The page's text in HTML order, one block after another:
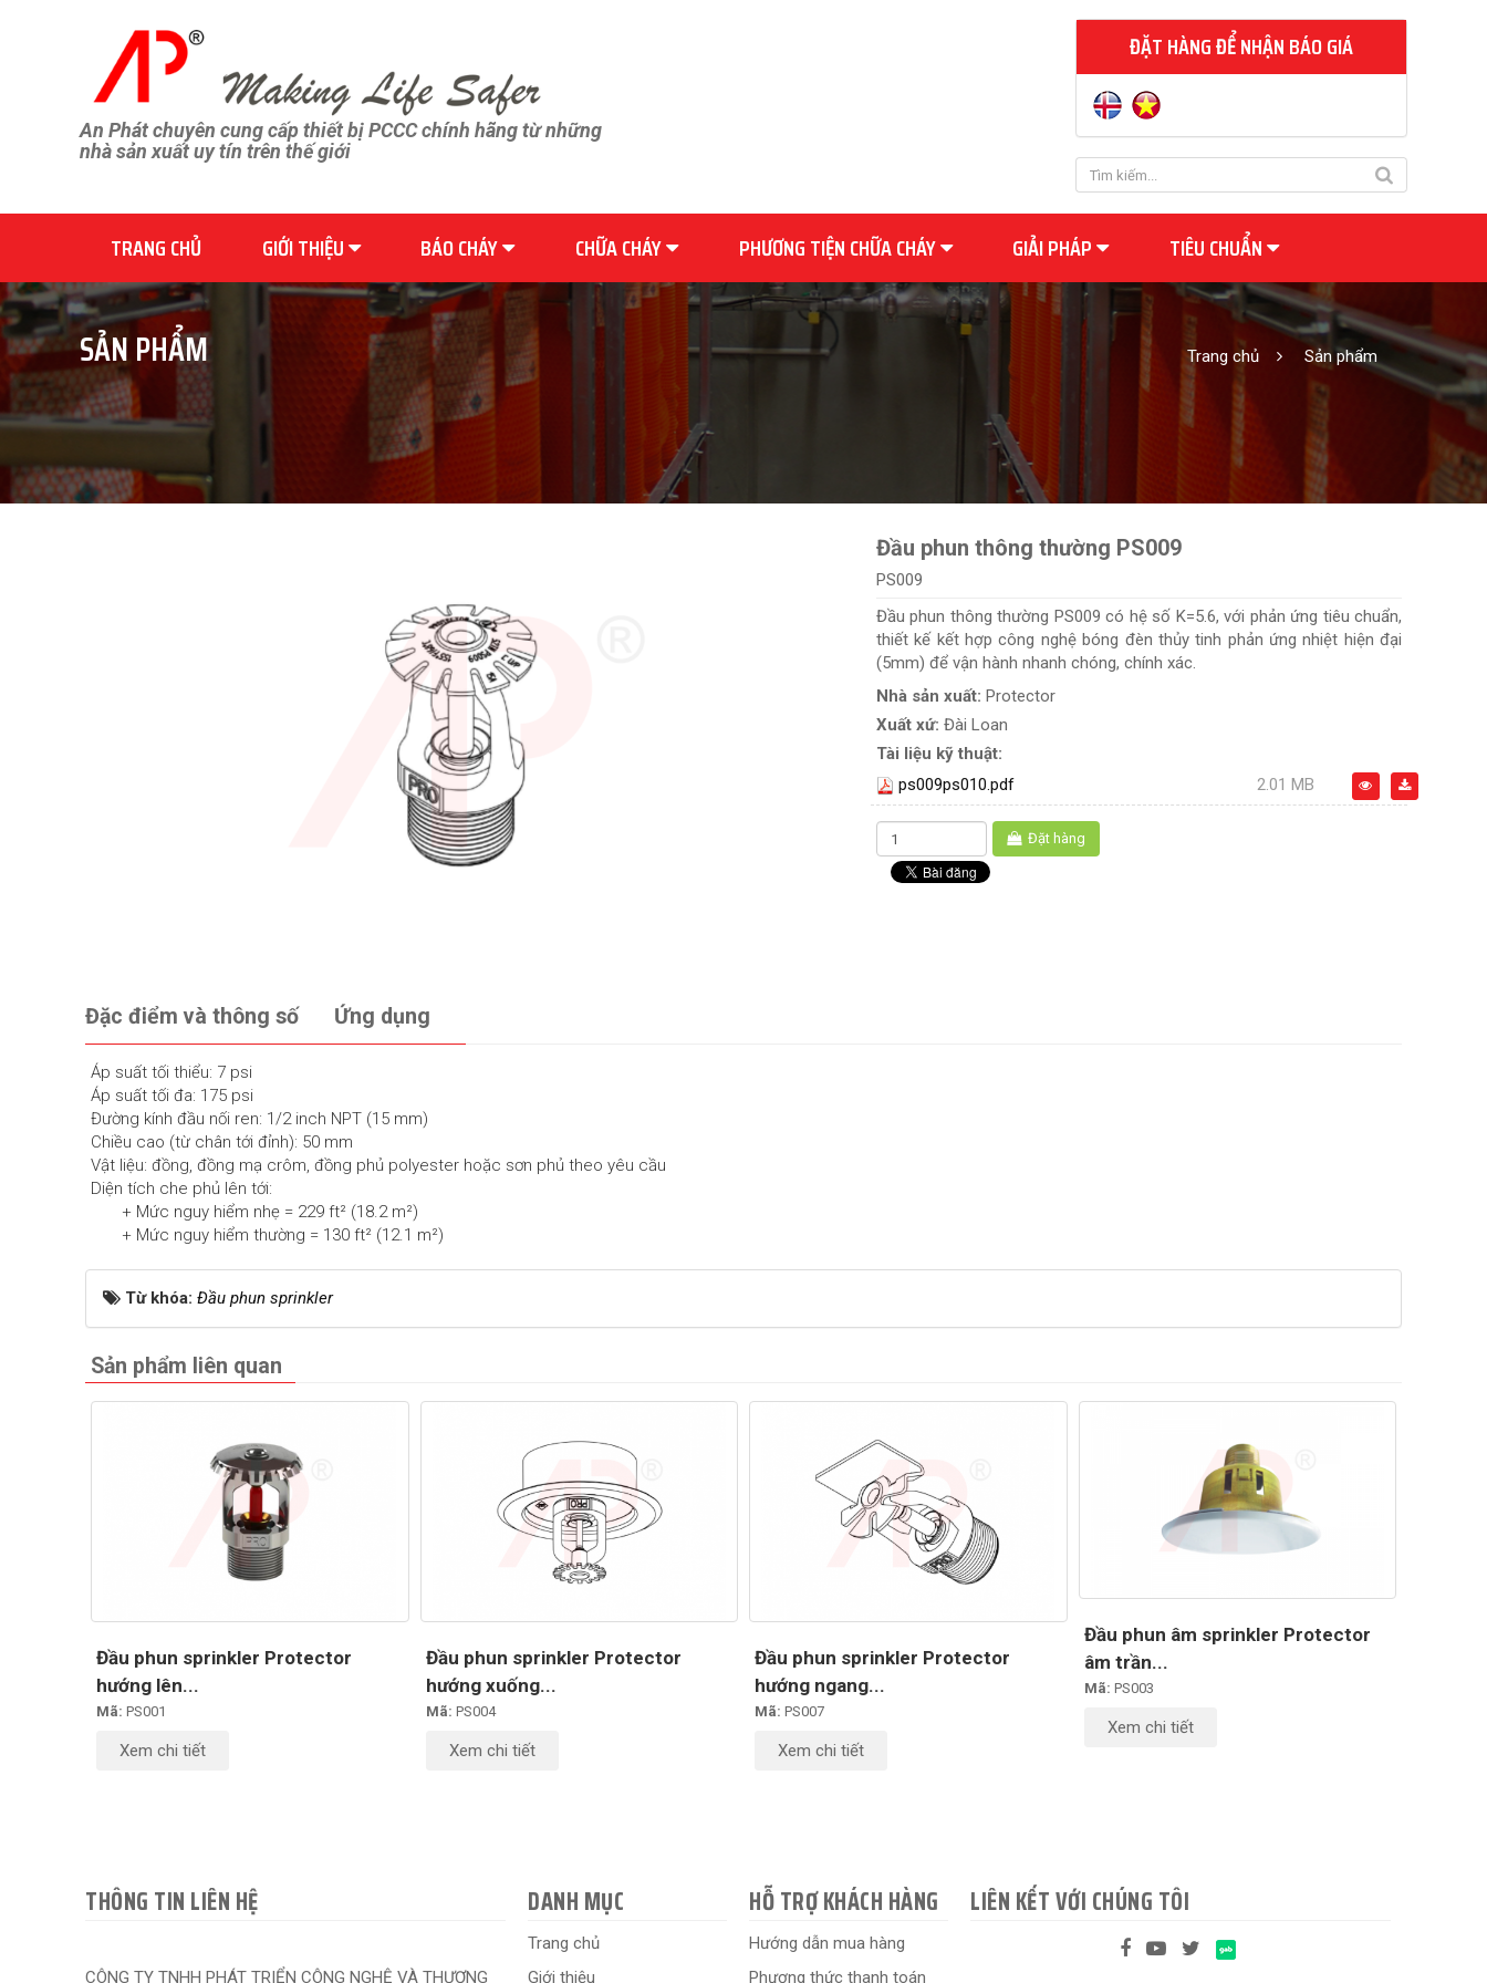
An Phát chuyên cung cấp thiết bị PCCC chính hãng từ những
nhà sản xuất uy tín trên thế giới
ĐẶT HÀNG ĐỂ NHẬN BÁO GIÁ
TRANG CHỦ GIỚI THIỆU BÁO CHÁY CHỮA CHÁY PHƯƠNG TIỆN CHỮA CHÁY GIẢI PHÁP TIÊU CHUẨN
SẢN PHẨM Trang chủ Sản phẩm
Đầu phun thông thường PS009
PS009
Đầu phun thông thường PS009 có hệ số K=5.6, với phản ứng tiêu chuẩn,
thiết kế kết hợp công nghệ bóng đèn thủy tinh phản ứng nhiệt hiện đại
(5mm) để vận hành nhanh chóng, chính xác.
Nhà sản xuất: Protector
Xuất xứ: Đài Loan
Tài liệu kỹ thuật:
ps009ps010.pdf
2.01 MB
Đặt hàng
Đặc điểm và thông số Ứng dụng
Áp suất tối thiểu: 7 psi
Áp suất tối đa: 175 psi
Đường kính đầu nối ren: 1/2 inch NPT (15 mm)
Chiều cao (từ chân tới đỉnh): 50 mm
Vật liệu: đồng, đồng mạ crôm, đồng phủ polyester hoặc sơn phủ theo yêu cầu
Diện tích che phủ lên tới:
+ Mức nguy hiểm nhẹ = 229 ft² (18.2 m²)
+ Mức nguy hiểm thường = 130 ft² (12.1 m²)
Từ khóa: Đầu phun sprinkler
Sản phẩm liên quan
Đầu phun sprinkler Protector
hướng lên...
Mã: PS001
Xem chi tiết
Đầu phun sprinkler Protector
hướng xuống...
Mã: PS004
Xem chi tiết
Đầu phun sprinkler Protector
hướng ngang...
Mã: PS007
Xem chi tiết
Đầu phun âm sprinkler Protector
âm trần...
Mã: PS003
Xem chi tiết
THÔNG TIN LIÊN HỆ
CÔNG TY TNHH PHÁT TRIỂN CÔNG NGHỆ VÀ THƯƠNG
DANH MỤC
Trang chủ
Giới thiệu
HỖ TRỢ KHÁCH HÀNG
Hướng dẫn mua hàng
Phương thức thanh toán
LIÊN KẾT VỚI CHÚNG TÔI